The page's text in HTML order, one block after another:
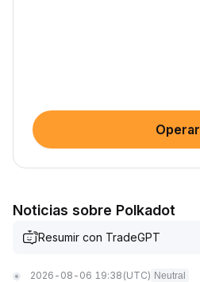
Operar
Noticias sobre Polkadot
Resumir con TradeGPT
2026-08-06 19:38 (UTC) Neutral